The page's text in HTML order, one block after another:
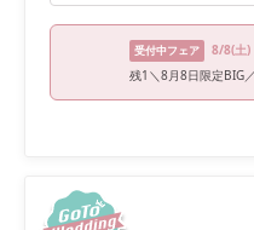
受付中フェア 8/8(土)